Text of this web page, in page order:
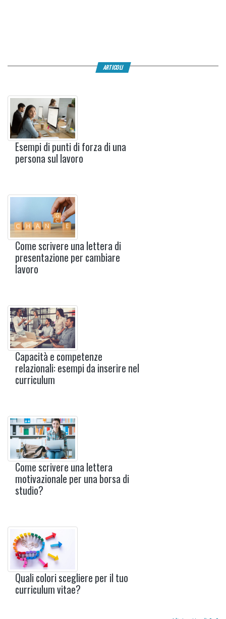
ARTICOLI
Esempi di punti di forza di una
persona sul lavoro
Come scrivere una lettera di
presentazione per cambiare
lavoro
Capacità e competenze
relazionali: esempi da inserire nel
curriculum
Come scrivere una lettera
motivazionale per una borsa di
studio?
Quali colori scegliere per il tuo
curriculum vitae?